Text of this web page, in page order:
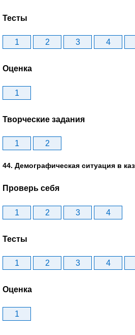
Тесты
1 2 3 4
Оценка
1
Творческие задания
1 2
44. Демографическая ситуация в
Проверь себя
1 2 3 4
Тесты
1 2 3 4
Оценка
1